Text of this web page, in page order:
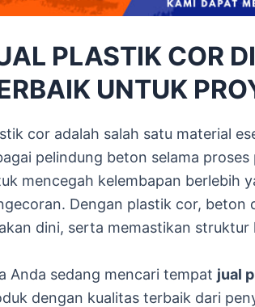
PLASTIK COR
UNTUK
cor adalah salah satu material
pelindung beton selama
mencegah kelembapan berlebih
Dengan plastik cor, beton
dini, serta memastikan struktur
Anda sedang mencari tempat jual
dengan kualitas terbaik dari